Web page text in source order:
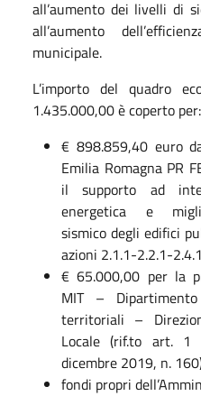
all’aumento dei livelli di
all’aumento
municipale.
L’importo del quadro
1.435.000,00 è coperto per:
€ 898.859,40 euro
Emilia Romagna PR
il supporto ad
energetica e
sismico degli edifici
azioni 2.1.1-2.2.1-
€ 65.000,00 per la
MIT –
territoriali –
Locale (rif.to art.
dicembre 2019, n.
fondi propri